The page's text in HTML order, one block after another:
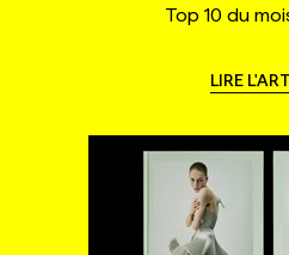
Top 10 du
LIRE